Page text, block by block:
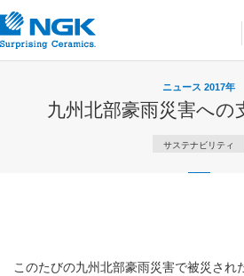
ニュース 2017年
九州北部豪雨災害への
サステナビリティ
このたびの九州北部豪雨災害で被災され